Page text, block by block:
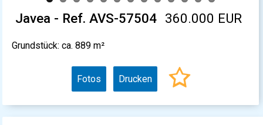
Javea - Ref. AVS-57504 360.000 EUR
Grundstück: ca. 889 m²
Fotos Drucken